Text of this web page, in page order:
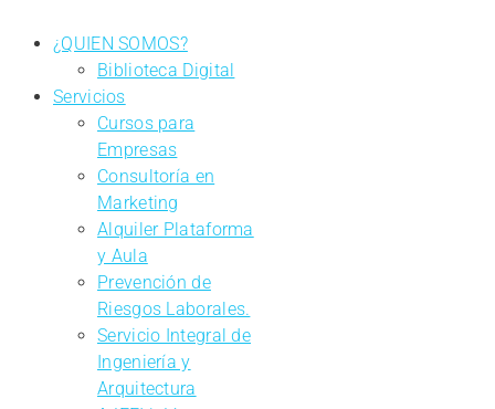
¿QUIEN SOMOS?
Biblioteca Digital
Servicios
Cursos para
Empresas
Consultoría en
Marketing
Alquiler Plataforma
y Aula
Prevención de
Riesgos Laborales.
Servicio Integral de
Ingeniería y
Arquitectura